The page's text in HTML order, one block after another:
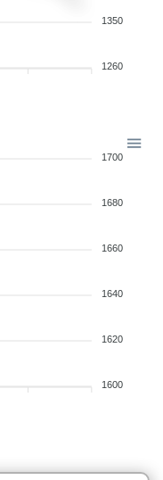
1350
1260
1700
1680
1660
1640
1620
1600